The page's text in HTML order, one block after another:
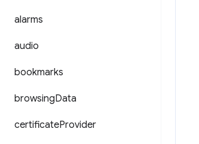
alarms
audio
bookmarks
browsingData
certificateProvider